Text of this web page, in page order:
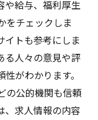
や給与、福利厚生
をチェックしま
イトも参考にしま
る人々の意見や評
がわかります。
の公的機関も信頼
、求人情報の内容